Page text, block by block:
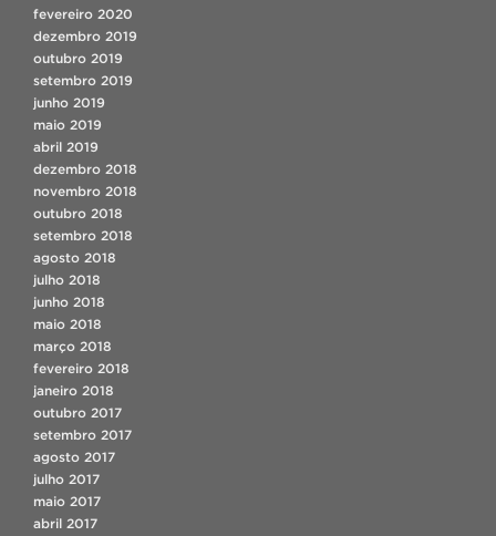
fevereiro 2020
dezembro 2019
outubro 2019
setembro 2019
junho 2019
maio 2019
abril 2019
dezembro 2018
novembro 2018
outubro 2018
setembro 2018
agosto 2018
julho 2018
junho 2018
maio 2018
março 2018
fevereiro 2018
janeiro 2018
outubro 2017
setembro 2017
agosto 2017
julho 2017
maio 2017
abril 2017